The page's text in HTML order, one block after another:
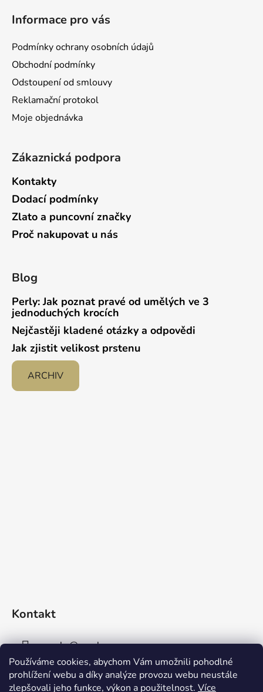
Používáme cookies, abychom Vám umožnili pohodlné
prohlížení webu a díky analýze provozu webu neustále
zlepšovali jeho funkce, výkon a použitelnost. Více
Informace pro vás
Podmínky ochrany osobních údajů
Obchodní podmínky
Odstoupení od smlouvy
Reklamační protokol
Moje objednávka
Zákaznická podpora
Kontakty
Dodací podmínky
Zlato a puncovní značky
Proč nakupovat u nás
Blog
Perly: Jak poznat pravé od umělých ve 3
jednoduchých krocích
Nejčastěji kladené otázky a odpovědi
Jak zjistit velikost prstenu
ARCHIV
Kontakt
sperky@sperky-nm.cz
+420 737 11 00 33